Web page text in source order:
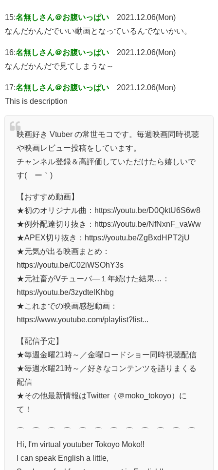
15:名無しさん＠お腹いっぱい
2021.12.06(Mon)
なんだかんだでいい動画となっているんでないかい。
16:名無しさん＠お腹いっぱい
2021.12.06(Mon)
なんだかんだで見てしまうな～
17:名無しさん＠お腹いっぱい
2021.12.06(Mon)
This is description
映画好き Vtuber の常世モコです。毎週映画同時視聴
や映画レビュー投稿をしています。
チャンネル登録＆高評価していただけたら嬉しいで
す(´ー｀)
【おすすめ動画】
★初のオリジナル曲：https://youtu.be/D0QktU6S6w8
★例外配達切り抜き：https://youtu.be/NfNxnF_vaWw
★APEX切り抜き：https://youtu.be/ZgBxdHPT2jU
★元気が出る映画まとめ：
https://youtu.be/C02iWSOhY3s
★元社畜がVチューバ―１年続けた結果…：
https://youtu.be/3zydtelKhbg
★これまでの映画感想動画：
https://www.youtube.com/playlist?list...
【配信予定】
★毎週金曜21時～／金曜ロードショー同時視聴配信
★毎週水曜21時～／好きなコンテンツを語りまくる
配信
★その他最新情報はTwitter（＠moko_tokoyo）に
て！
⌒¨⌒¨⌒¨⌒¨⌒¨⌒¨⌒¨⌒¨⌒¨⌒¨⌒¨⌒
Hi, I'm virtual youtuber Tokoyo Moko‼
I can speak English a little,